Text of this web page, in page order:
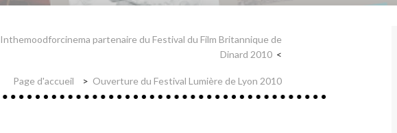
Inthemoodforcinema partenaire du Festival du Film Britannique de
Dinard 2010
Page d'accueil Ouverture du Festival Lumière de Lyon 2010